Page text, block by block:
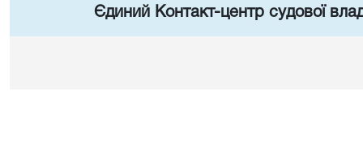
Єдиний Контакт-центр судової